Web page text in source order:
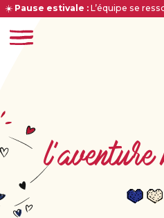
☀️ Pause estivale : L’équipe se
l'aventure